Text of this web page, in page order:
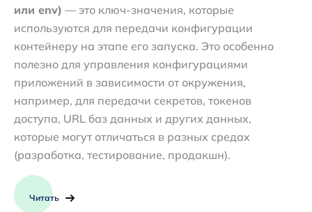
или env) — это ключ-значения, которые
используются для передачи конфигурации
контейнеру на этапе его запуска. Это особенно
полезно для управления конфигурациями
приложений в зависимости от окружения,
например, для передачи секретов, токенов
доступа, URL баз данных и других данных,
которые могут отличаться в разных средах
(разработка, тестирование, продакшн).
Читать